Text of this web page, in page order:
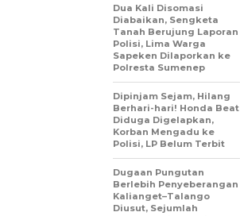
Dua Kali Disomasi
Diabaikan, Sengketa
Tanah Berujung Laporan
Polisi, Lima Warga
Sapeken Dilaporkan ke
Polresta Sumenep
Dipinjam Sejam, Hilang
Berhari-hari! Honda Beat
Diduga Digelapkan,
Korban Mengadu ke
Polisi, LP Belum Terbit
Dugaan Pungutan
Berlebih Penyeberangan
Kalianget–Talango
Diusut, Sejumlah